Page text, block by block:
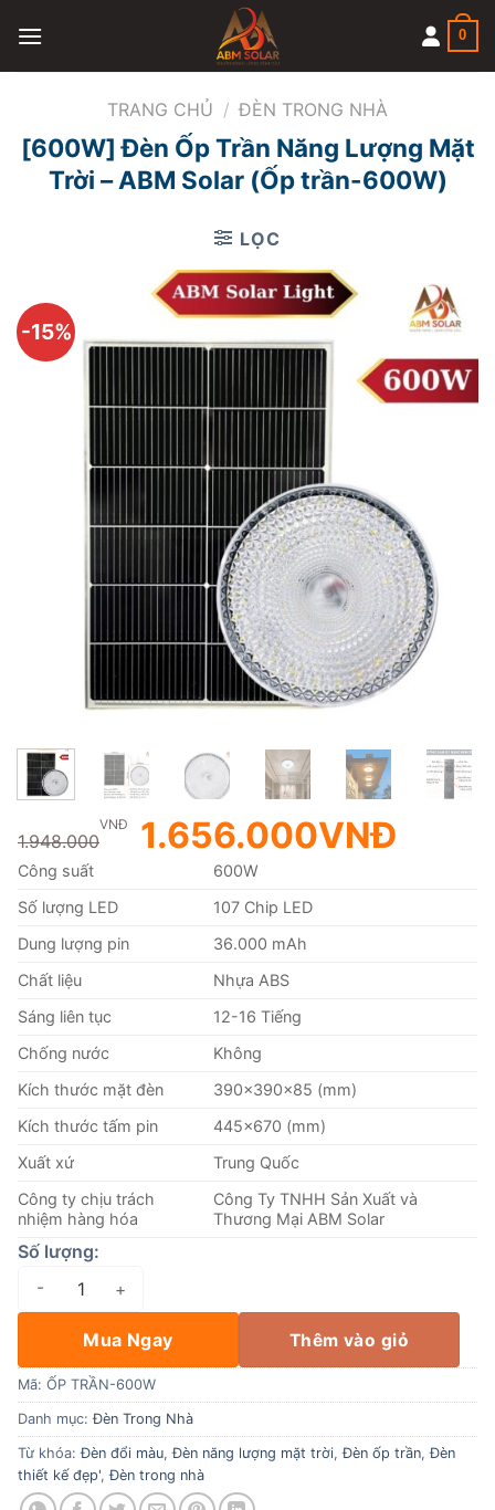
content
0
TRANG CHỦ / ĐÈN TRONG NHÀ
[600W] Đèn Ốp Trần Năng Lượng Mặt
Trời – ABM Solar (Ốp trần-600W)
LỌC
-15%
1.948.000
VNĐ 1.656.000VNĐ
Công suất
600W
Số lượng LED
107 Chip LED
Dung lượng pin
36.000 mAh
Chất liệu
Nhựa ABS
Sáng liên tục
12-16 Tiếng
Chống nước
Không
Kích thước mặt đèn
390x390x85 (mm)
Kích thước tấm pin
445×670 (mm)
Xuất xứ
Trung Quốc
Công ty chịu trách
nhiệm hàng hóa
Công Ty TNHH Sản Xuất và
Thương Mại ABM Solar
Số lượng:
[600W] Đèn Ốp Trần Năng Lượng Mặt Trời - ABM Solar (Ốp
Mua Ngay Thêm vào giỏ
Mã: ỐP TRẦN-600W
Danh mục:Đèn Trong Nhà
Từ khóa:Đèn đổi màu,Đèn năng lượng mặt trời,Đèn ốp trần,Đèn
thiết kế đẹp',Đèn trong nhà